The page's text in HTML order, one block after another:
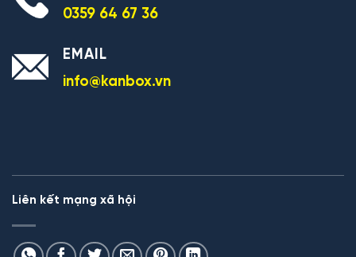
0359 64 67 36
EMAIL
info@kanbox.vn
Liên kết mạng xã hội